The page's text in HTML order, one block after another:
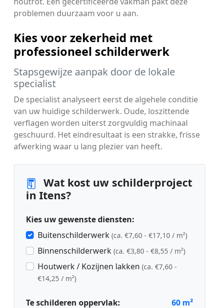
problemen duurzaam voor u aan.
Kies voor zekerheid met
professioneel schilderwerk
Stapsgewijze aanpak door de lokale
specialist
De specialist analyseert eerst de algehele conditie
van uw huidige schilderwerk. Oude, loszittende
verflagen worden uiterst zorgvuldig machinaal
geschuurd. Het eindresultaat is een strakke, frisse
afwerking waar u lang plezier van heeft.
Wat kost uw schilderproject
in Itens?
Kies uw gewenste diensten:
Buitenschilderwerk (ca. €7,60 - €17,10 / m²)
Binnenschilderwerk (ca. €3,80 - €8,55 / m²)
Houtwerk / Kozijnen lakken (ca. €7,60 -
€14,25 / m²)
Te schilderen oppervlak: 60 m²